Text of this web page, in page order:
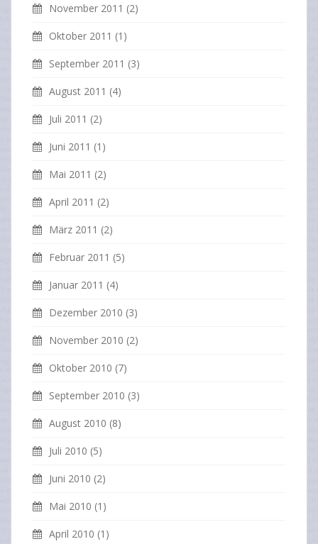
November 2011 (2)
Oktober 2011 (1)
September 2011 (3)
August 2011 (4)
Juli 2011 (2)
Juni 2011 (1)
Mai 2011 (2)
April 2011 (2)
März 2011 (2)
Februar 2011 (5)
Januar 2011 (4)
Dezember 2010 (3)
November 2010 (2)
Oktober 2010 (7)
September 2010 (3)
August 2010 (8)
Juli 2010 (5)
Juni 2010 (2)
Mai 2010 (1)
April 2010 (1)